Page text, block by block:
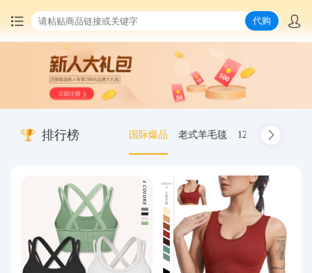
中国商品代购
集运服务
最新公告
代购
排行榜 国际爆品 老式羊毛毯 12.00-20 truck